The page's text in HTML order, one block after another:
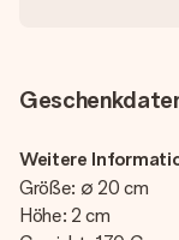
Weitere
Größe: ∅ 20 cm
Höhe: 2 cm